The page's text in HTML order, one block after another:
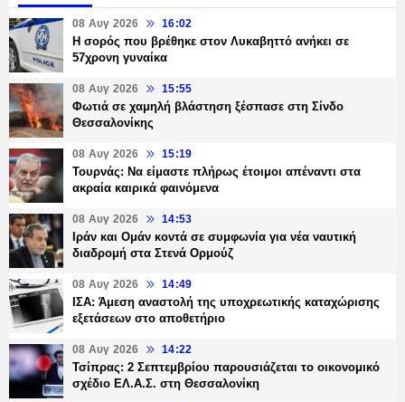
08 Αυγ 2026 16:02
Η σορός που βρέθηκε στον Λυκαβηττό ανήκει σε
57χρονη γυναίκα
08 Αυγ 2026 15:55
Φωτιά σε χαμηλή βλάστηση ξέσπασε στη Σίνδο
Θεσσαλονίκης
08 Αυγ 2026 15:19
Τουρνάς: Να είμαστε πλήρως έτοιμοι απέναντι στα
ακραία καιρικά φαινόμενα
08 Αυγ 2026 14:53
Ιράν και Ομάν κοντά σε συμφωνία για νέα ναυτική
διαδρομή στα Στενά Ορμούζ
08 Αυγ 2026 14:49
ΙΣΑ: Άμεση αναστολή της υποχρεωτικής καταχώρισης
εξετάσεων στο αποθετήριο
08 Αυγ 2026 14:22
Τσίπρας: 2 Σεπτεμβρίου παρουσιάζεται το οικονομικό
σχέδιο ΕΛ.Α.Σ. στη Θεσσαλονίκη